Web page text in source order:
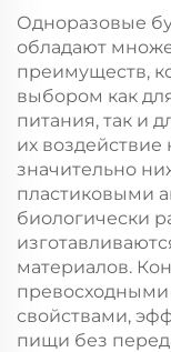
с
нанесения
Одноразовые
обладают
преимуществ,
выбором как
питания, так и
их
значительно
пластиковыми
биологически
материалов.
свойствами,
пищи без